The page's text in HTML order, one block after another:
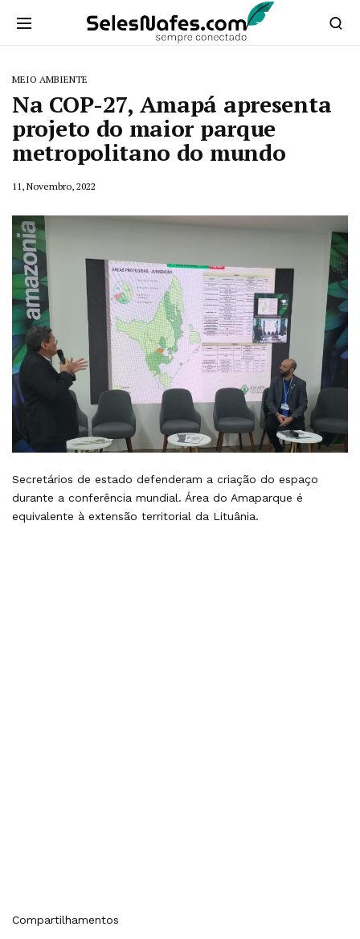
MEIO AMBIENTE
Na COP-27, Amapá apresenta
projeto do maior parque
metropolitano do mundo
11, Novembro, 2022
Secretários de estado defenderam a criação do espaço
durante a conferência mundial. Área do Amaparque é
equivalente à extensão territorial da Lituânia.
Compartilhamentos